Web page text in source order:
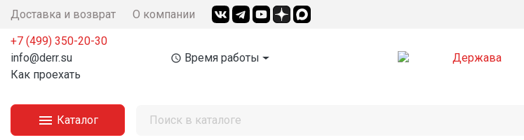
Доставка и возврат О компании
+7 (499) 350-20-30
info@derr.su
Как проехать
access_time Время работы
 Каталог